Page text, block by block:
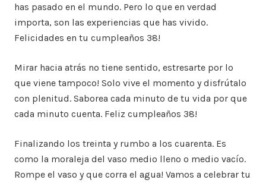
has pasado en el mundo. Pero lo que en verdad
importa, son las experiencias que has vivido.
Felicidades en tu cumpleaños 38!
Mirar hacia atrás no tiene sentido, estresarte por lo
que viene tampoco! Solo vive el momento y disfrútalo
con plenitud. Saborea cada minuto de tu vida por que
cada minuto cuenta. Feliz cumpleaños 38!
Finalizando los treinta y rumbo a los cuarenta. Es
como la moraleja del vaso medio lleno o medio vacío.
Rompe el vaso y que corra el agua! Vamos a celebrar tu